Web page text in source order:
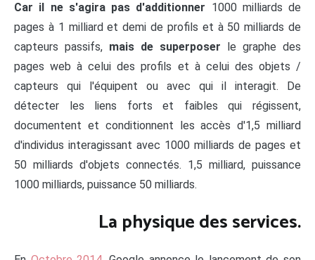
Car il ne s'agira pas d'additionner 1000 milliards de
pages à 1 milliard et demi de profils et à 50 milliards de
capteurs passifs, mais de superposer le graphe des
pages web à celui des profils et à celui des objets /
capteurs qui l'équipent ou avec qui il interagit. De
détecter les liens forts et faibles qui régissent,
documentent et conditionnent les accès d'1,5 milliard
d'individus interagissant avec 1000 milliards de pages et
50 milliards d'objets connectés. 1,5 milliard, puissance
1000 milliards, puissance 50 milliards.
La physique des services.